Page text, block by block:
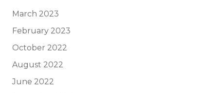
March 2023
February 2023
October 2022
August 2022
June 2022